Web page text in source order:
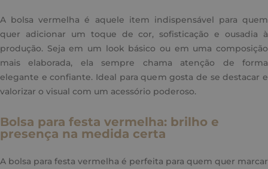
A bolsa vermelha é aquele item indispensável para quem
quer adicionar um toque de cor, sofisticação e ousadia à
produção. Seja em um look básico ou em uma composição
mais elaborada, ela sempre chama atenção de forma
elegante e confiante. Ideal para quem gosta de se destacar e
valorizar o visual com um acessório poderoso.
Bolsa para festa vermelha: brilho e
presença na medida certa
A bolsa para festa vermelha é perfeita para quem quer marcar